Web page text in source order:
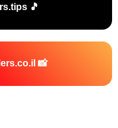
🎵 TikTok - travelers.tips
📸 Instagram - travelers.co.il